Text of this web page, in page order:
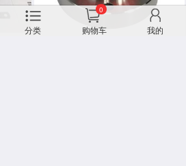
分类
0
购物车 我的